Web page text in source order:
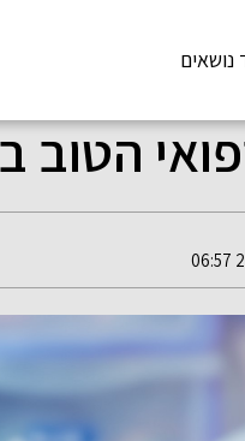
נושאים
הטוב